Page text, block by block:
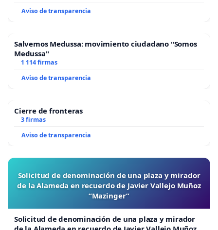
Aviso de transparencia
Salvemos Medussa: movimiento ciudadano "Somos
Medussa"
1 114 firmas
Aviso de transparencia
Cierre de fronteras
3 firmas
Aviso de transparencia
Solicitud de denominación de una plaza y mirador
de la Alameda en recuerdo de Javier Vallejo Muñoz
“Mazinger”
Solicitud de denominación de una plaza y mirador